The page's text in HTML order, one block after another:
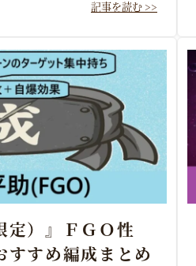
定）』ＦＧＯ性
すすめ編成まとめ